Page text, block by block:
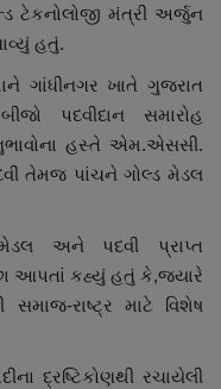
ટેકનોલોજી મંત્રી અર્જુન
હતું.
ગાંધીનગર ખાતે ગુજરાત
પદવીદાન સમારોહ
હસ્તે એમ.એસસી.
તેમજ પાંચને ગોલ્ડ મેડલ
અને પદવી પ્રાપ્ત
આપતાં કહ્યું હતું કે,જ્યારે
રાષ્ટ્ર માટે વિશેષ
દ્રષ્ટિકોણથી રચાયેલી